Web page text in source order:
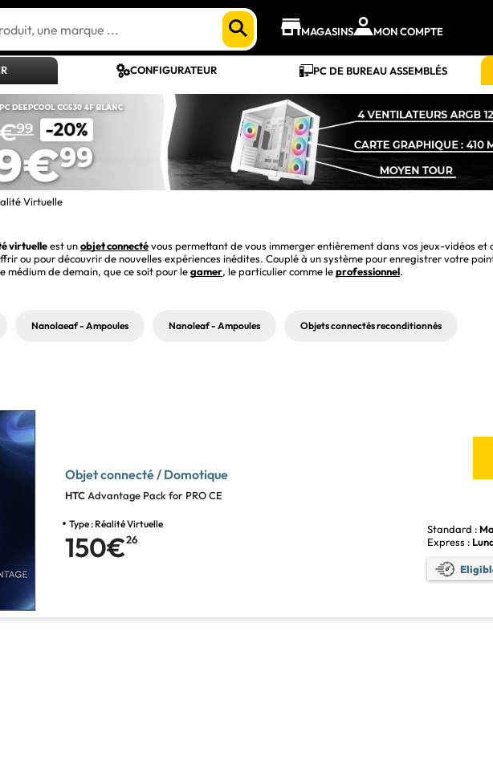
MAGASINS MON COMPTE
CONFIGURATEUR PC DE BUREAU ASSEMBLÉS
Virtuelle
virtuelle est un objet connecté
ou pour découvrir de nouvelles expériences inédites. Couplé à un système pour enregistrer votre
médium de demain, que ce soit pour le gamer, le particulier comme le professionnel.
Nanolaeaf - Ampoules Nanoleaf - Ampoules Objets connectés reconditionnés
Objet connecté / Domotique
HTC Advantage Pack for PRO CE
Type : Réalité Virtuelle
150€26
Standard :
Express :